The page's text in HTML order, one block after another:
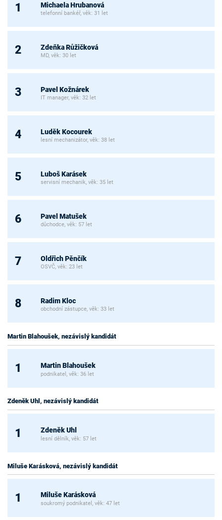
1 Michaela Hrubanová
telefonní bankéř, věk: 31 let
2 Zdeňka Růžičková
MD, věk: 30 let
3 Pavel Kožnárek
IT manager, věk: 32 let
4 Luděk Kocourek
lesní mechanizátor, věk: 38 let
5 Luboš Karásek
servisní mechanik, věk: 35 let
6 Pavel Matušek
důchodce, věk: 57 let
7 Oldřich Pěnčík
OSVČ, věk: 23 let
8 Radim Kloc
obchodní zástupce, věk: 33 let
Martin Blahoušek, nezávislý kandidát
1 Martin Blahoušek
podnikatel, věk: 36 let
Zdeněk Uhl, nezávislý kandidát
1 Zdeněk Uhl
lesní dělník, věk: 57 let
Miluše Karásková, nezávislý kandidát
1 Miluše Karásková
soukromý podnikatel, věk: 47 let